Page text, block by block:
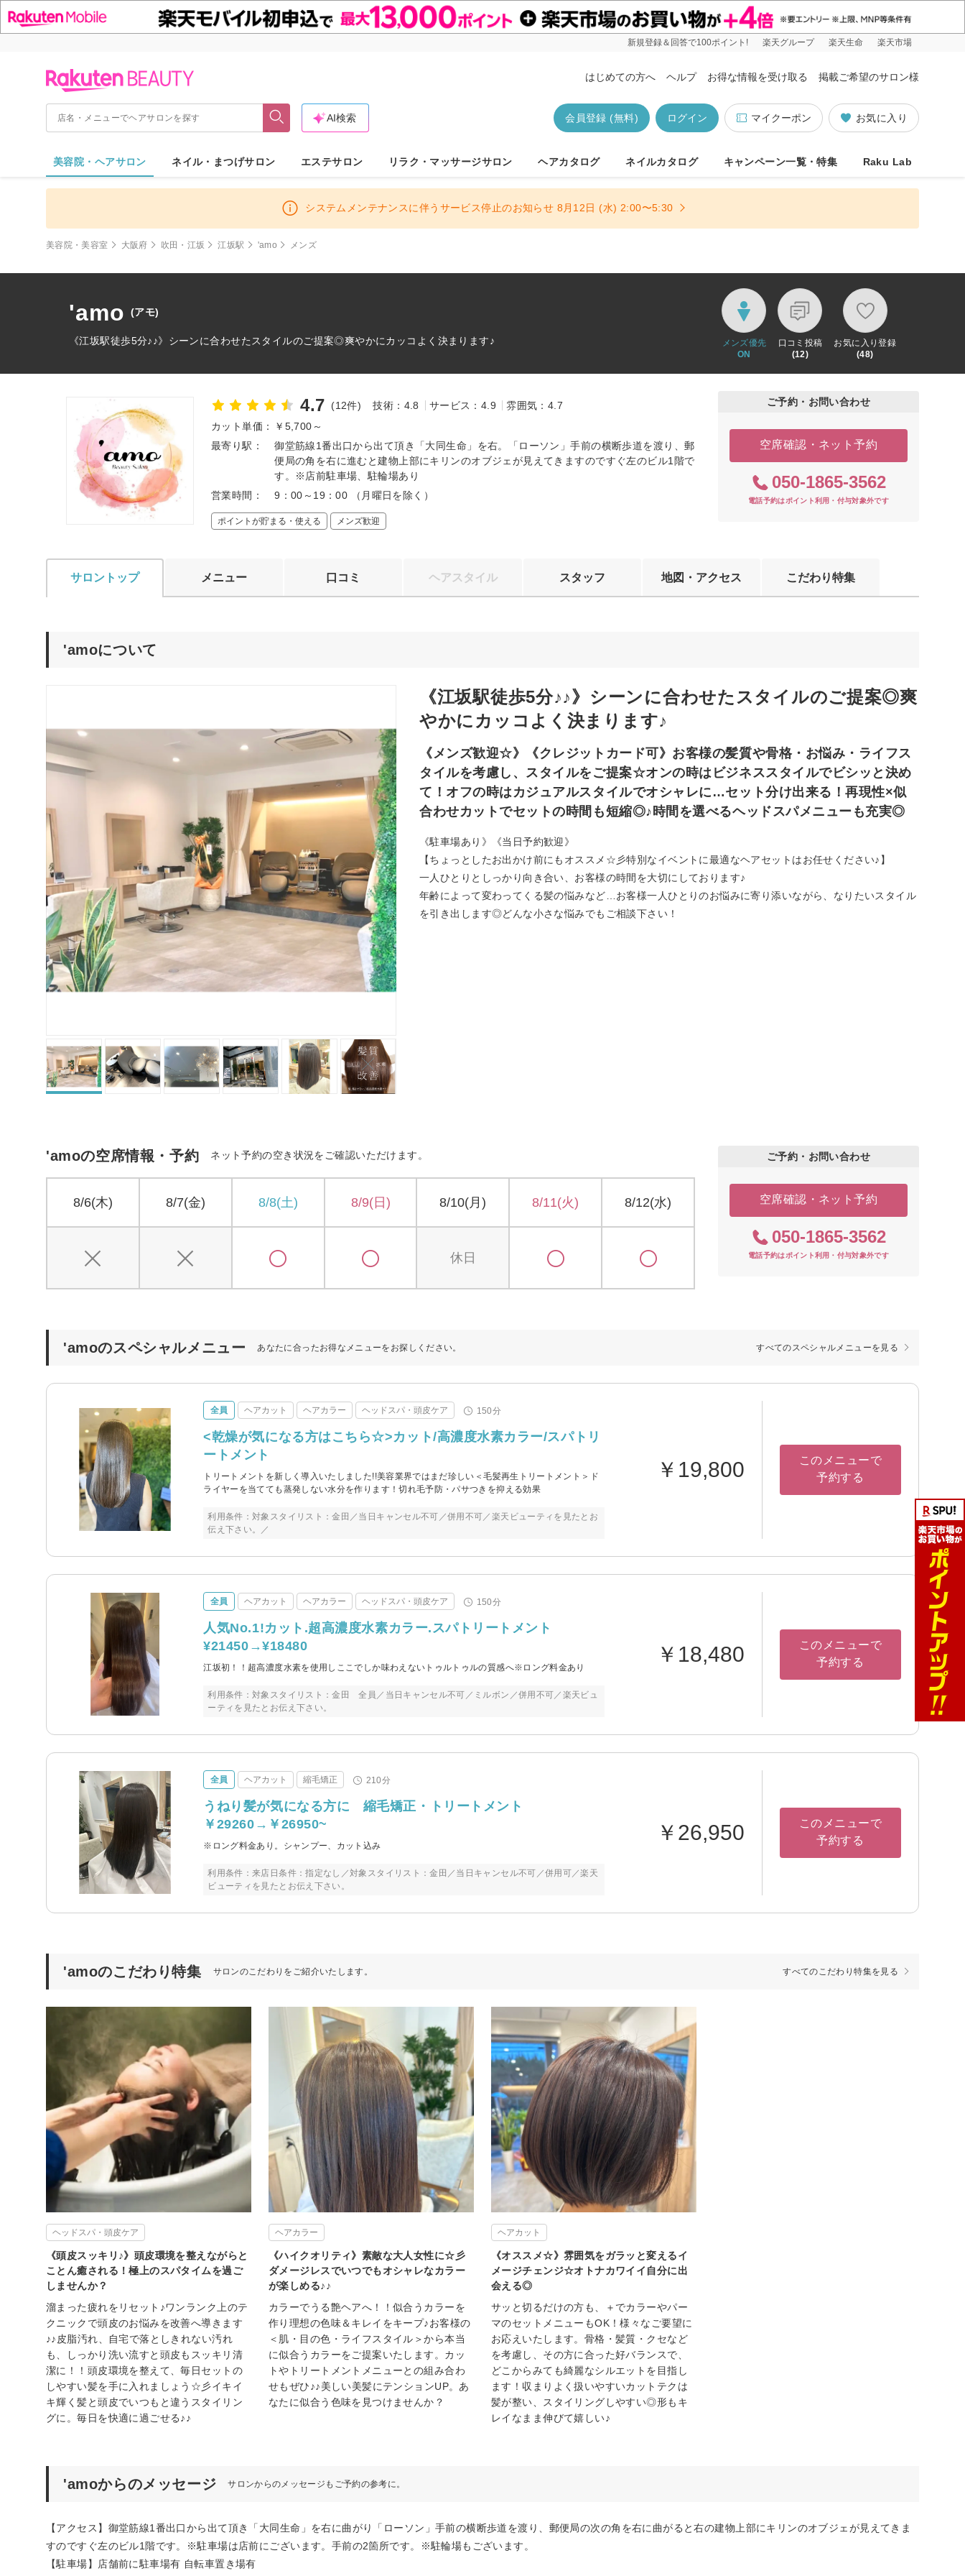
新規登録＆回答で100ポイント! 楽天グループ 楽天生命 楽天市場
はじめての方へ ヘルプ お得な情報を受け取る 掲載ご希望のサロン様
お気に入り
マイクーポン
ログイン
会員登録 (無料)
AI検索
美容院・ヘアサロン ネイル・まつげサロン エステサロン リラク・マッサージサロン ヘアカタログ ネイルカタログ キャンペーン一覧・特集 Raku Lab
システムメンテナンスに伴うサービス停止のお知らせ 8月12日 (水) 2:00〜5:30
美容院・美容室 大阪府 吹田・江坂 江坂駅 'amo メンズ
'amo (アモ)
《江坂駅徒歩5分♪♪》シーンに合わせたスタイルのご提案◎爽やかにカッコよく決まります♪
メンズ優先
ON
口コミ投稿
(12)
お気に入り登録
(48)
4.7 (12件) 技術：4.8 サービス：4.9
雰囲気：4.7
カット単価：
￥5,700～
最寄り駅：
御堂筋線1番出口から出て頂き「大同生命」を右。「ローソン」手前の横断歩道を渡り、郵
便局の角を右に進むと建物上部にキリンのオブジェが見えてきますのですぐ左のビル1階で
す。※店前駐車場、駐輪場あり
営業時間：
9：00～19：00 （月曜日を除く）
ポイントが貯まる・使える メンズ歓迎
ご予約・お問い合わせ
空席確認・ネット予約
050-1865-3562
電話予約はポイント利用・付与対象外です
サロントップ メニュー 口コミ ヘアスタイル スタッフ 地図・アクセス こだわり特集
'amoについて
《江坂駅徒歩5分♪♪》シーンに合わせたスタイルのご提案◎爽
やかにカッコよく決まります♪
《メンズ歓迎☆》《クレジットカード可》お客様の髪質や骨格・お悩み・ライフス
タイルを考慮し、スタイルをご提案☆オンの時はビジネススタイルでビシッと決め
て！オフの時はカジュアルスタイルでオシャレに…セット分け出来る！再現性×似
合わせカットでセットの時間も短縮◎♪時間を選べるヘッドスパメニューも充実◎
《駐車場あり》《当日予約歓迎》
【ちょっとしたお出かけ前にもオススメ☆彡特別なイベントに最適なヘアセットはお任せください♪】
一人ひとりとしっかり向き合い、お客様の時間を大切にしております♪
年齢によって変わってくる髪の悩みなど…お客様一人ひとりのお悩みに寄り添いながら、なりたいスタイル
を引き出します◎どんな小さな悩みでもご相談下さい！
'amoの空席情報・予約 ネット予約の空き状況をご確認いただけます。
8/6(木) 8/7(金) 8/8(土) 8/9(日) 8/10(月)
休日
8/11(火) 8/12(水)
ご予約・お問い合わせ
空席確認・ネット予約
050-1865-3562
電話予約はポイント利用・付与対象外です
'amoのスペシャルメニュー あなたに合ったお得なメニューをお探しください。 すべてのスペシャルメニューを見る
全員 ヘアカット ヘアカラー ヘッドスパ・頭皮ケア 150分
<乾燥が気になる方はこちら☆>カット/高濃度水素カラー/スパトリ
ートメント
トリートメントを新しく導入いたしました!!美容業界ではまだ珍しい＜毛髪再生トリートメント＞ド
ライヤーを当てても蒸発しない水分を作ります！切れ毛予防・パサつきを抑える効果
利用条件：対象スタイリスト：金田／当日キャンセル不可／併用不可／楽天ビューティを見たとお
伝え下さい。／
￥19,800
このメニューで
予約する
全員 ヘアカット ヘアカラー ヘッドスパ・頭皮ケア 150分
人気No.1!カット.超高濃度水素カラー.スパトリートメント
¥21450→¥18480
江坂初！！超高濃度水素を使用しここでしか味わえないトゥルトゥルの質感へ※ロング料金あり
利用条件：対象スタイリスト：金田 全員／当日キャンセル不可／ミルボン／併用不可／楽天ビュ
ーティを見たとお伝え下さい。
￥18,480
このメニューで
予約する
全員 ヘアカット 縮毛矯正 210分
うねり髪が気になる方に 縮毛矯正・トリートメント
￥29260→￥26950~
※ロング料金あり。シャンプー、カット込み
利用条件：来店日条件：指定なし／対象スタイリスト：金田／当日キャンセル不可／併用可／楽天
ビューティを見たとお伝え下さい。
￥26,950
このメニューで
予約する
'amoのこだわり特集 サロンのこだわりをご紹介いたします。 すべてのこだわり特集を見る
ヘッドスパ・頭皮ケア
《頭皮スッキリ♪》頭皮環境を整えながらと
ことん癒される！極上のスパタイムを過ご
しませんか？
溜まった疲れをリセット♪ワンランク上のテ
クニックで頭皮のお悩みを改善へ導きます
♪♪皮脂汚れ、自宅で落としきれない汚れ
も、しっかり洗い流すと頭皮もスッキリ清
潔に！！頭皮環境を整えて、毎日セットの
しやすい髪を手に入れましょう☆彡イキイ
キ輝く髪と頭皮でいつもと違うスタイリン
グに。毎日を快適に過ごせる♪♪
ヘアカラー
《ハイクオリティ》素敵な大人女性に☆彡
ダメージレスでいつでもオシャレなカラー
が楽しめる♪♪
カラーでうる艶ヘアへ！！似合うカラーを
作り理想の色味＆キレイをキープ♪お客様の
＜肌・目の色・ライフスタイル＞から本当
に似合うカラーをご提案いたします。カッ
トやトリートメントメニューとの組み合わ
せもぜひ♪♪美しい美髪にテンションUP。あ
なたに似合う色味を見つけませんか？
ヘアカット
《オススメ☆》雰囲気をガラッと変えるイ
メージチェンジ☆オトナカワイイ自分に出
会える◎
サッと切るだけの方も、＋でカラーやパー
マのセットメニューもOK！様々なご要望に
お応えいたします。骨格・髪質・クセなど
を考慮し、その方に合った好バランスで、
どこからみても綺麗なシルエットを目指し
ます！収まりよく扱いやすいカットテクは
髪が整い、スタイリングしやすい◎形もキ
レイなまま伸びて嬉しい♪
'amoからのメッセージ サロンからのメッセージもご予約の参考に。
【アクセス】御堂筋線1番出口から出て頂き「大同生命」を右に曲がり「ローソン」手前の横断歩道を渡り、郵便局の次の角を右に曲がると右の建物上部にキリンのオブジェが見えてきま
すのですぐ左のビル1階です。※駐車場は店前にございます。手前の2箇所です。※駐輪場もございます。
【駐車場】店舗前に駐車場有 自転車置き場有